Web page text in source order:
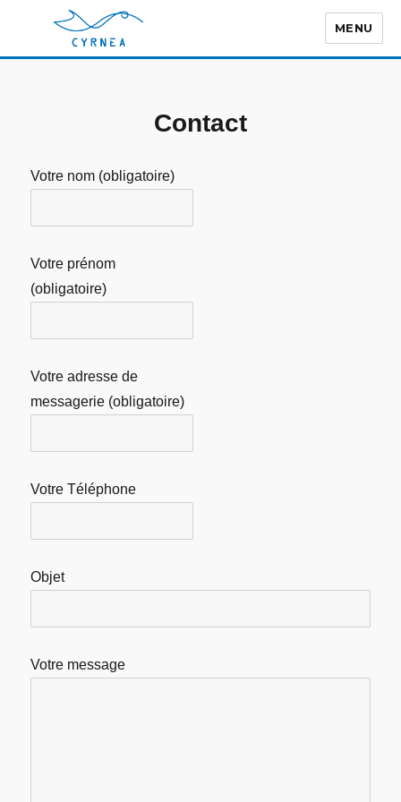
MENU
Contact
Votre nom (obligatoire)
Votre prénom
(obligatoire)
Votre adresse de
messagerie (obligatoire)
Votre Téléphone
Objet
Votre message